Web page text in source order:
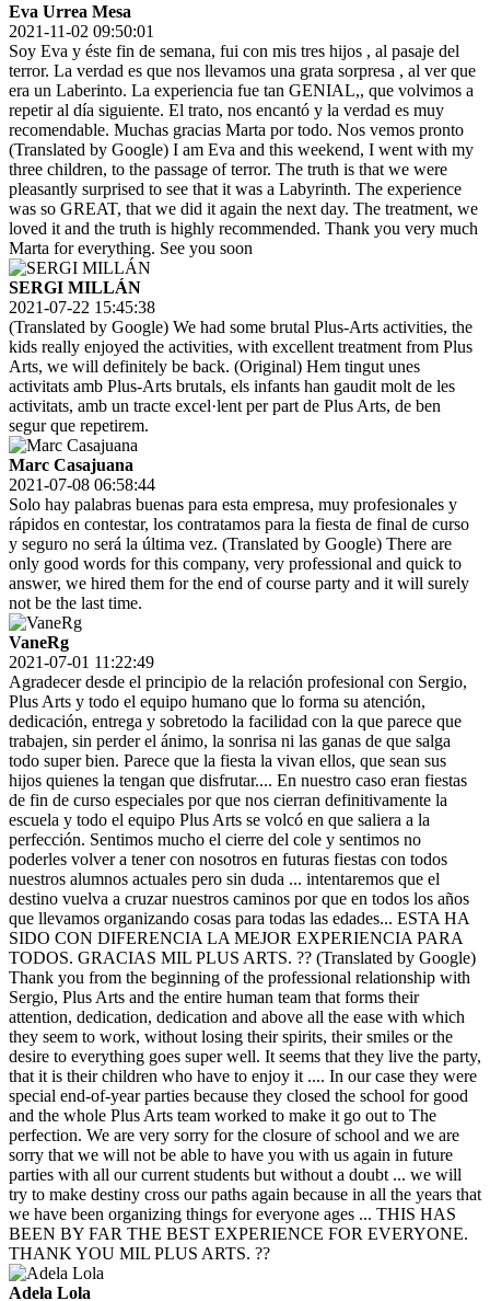
Eva Urrea Mesa
2021-11-02 09:50:01
Soy Eva y éste fin de semana, fui con mis tres hijos , al pasaje del
terror. La verdad es que nos llevamos una grata sorpresa , al ver que
era un Laberinto. La experiencia fue tan GENIAL,, que volvimos a
repetir al día siguiente. El trato, nos encantó y la verdad es muy
recomendable. Muchas gracias Marta por todo. Nos vemos pronto
(Translated by Google) I am Eva and this weekend, I went with my
three children, to the passage of terror. The truth is that we were
pleasantly surprised to see that it was a Labyrinth. The experience
was so GREAT, that we did it again the next day. The treatment, we
loved it and the truth is highly recommended. Thank you very much
Marta for everything. See you soon
SERGI MILLÁN
2021-07-22 15:45:38
(Translated by Google) We had some brutal Plus-Arts activities, the
kids really enjoyed the activities, with excellent treatment from Plus
Arts, we will definitely be back. (Original) Hem tingut unes
activitats amb Plus-Arts brutals, els infants han gaudit molt de les
activitats, amb un tracte excel·lent per part de Plus Arts, de ben
segur que repetirem.
Marc Casajuana
2021-07-08 06:58:44
Solo hay palabras buenas para esta empresa, muy profesionales y
rápidos en contestar, los contratamos para la fiesta de final de curso
y seguro no será la última vez. (Translated by Google) There are
only good words for this company, very professional and quick to
answer, we hired them for the end of course party and it will surely
not be the last time.
VaneRg
2021-07-01 11:22:49
Agradecer desde el principio de la relación profesional con Sergio,
Plus Arts y todo el equipo humano que lo forma su atención,
dedicación, entrega y sobretodo la facilidad con la que parece que
trabajen, sin perder el ánimo, la sonrisa ni las ganas de que salga
todo super bien. Parece que la fiesta la vivan ellos, que sean sus
hijos quienes la tengan que disfrutar.... En nuestro caso eran fiestas
de fin de curso especiales por que nos cierran definitivamente la
escuela y todo el equipo Plus Arts se volcó en que saliera a la
perfección. Sentimos mucho el cierre del cole y sentimos no
poderles volver a tener con nosotros en futuras fiestas con todos
nuestros alumnos actuales pero sin duda ... intentaremos que el
destino vuelva a cruzar nuestros caminos por que en todos los años
que llevamos organizando cosas para todas las edades... ESTA HA
SIDO CON DIFERENCIA LA MEJOR EXPERIENCIA PARA
TODOS. GRACIAS MIL PLUS ARTS. ?? (Translated by Google)
Thank you from the beginning of the professional relationship with
Sergio, Plus Arts and the entire human team that forms their
attention, dedication, dedication and above all the ease with which
they seem to work, without losing their spirits, their smiles or the
desire to everything goes super well. It seems that they live the party,
that it is their children who have to enjoy it .... In our case they were
special end-of-year parties because they closed the school for good
and the whole Plus Arts team worked to make it go out to The
perfection. We are very sorry for the closure of school and we are
sorry that we will not be able to have you with us again in future
parties with all our current students but without a doubt ... we will
try to make destiny cross our paths again because in all the years that
we have been organizing things for everyone ages ... THIS HAS
BEEN BY FAR THE BEST EXPERIENCE FOR EVERYONE.
THANK YOU MIL PLUS ARTS. ??
Adela Lola